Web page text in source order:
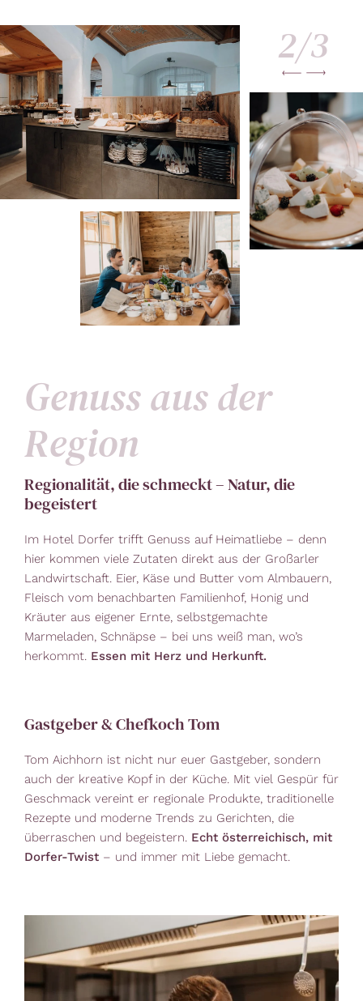
2/3
Genuss aus der
Region
Regionalität, die schmeckt – Natur, die
begeistert
Im Hotel Dorfer trifft Genuss auf Heimatliebe – denn
hier kommen viele Zutaten direkt aus der Großarler
Landwirtschaft. Eier, Käse und Butter vom Almbauern,
Fleisch vom benachbarten Familienhof, Honig und
Kräuter aus eigener Ernte, selbstgemachte
Marmeladen, Schnäpse – bei uns weiß man, wo’s
herkommt. Essen mit Herz und Herkunft.
Gastgeber & Chefkoch Tom
Tom Aichhorn ist nicht nur euer Gastgeber, sondern
auch der kreative Kopf in der Küche. Mit viel Gespür für
Geschmack vereint er regionale Produkte, traditionelle
Rezepte und moderne Trends zu Gerichten, die
überraschen und begeistern. Echt österreichisch, mit
Dorfer-Twist – und immer mit Liebe gemacht.